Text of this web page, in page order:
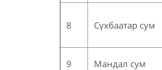
8 Сүхбаатар сум
9 Мандал сум